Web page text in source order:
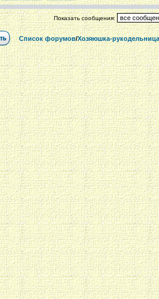
Показать сообщения:
Список форумов/Хозяюшка-рукодельница